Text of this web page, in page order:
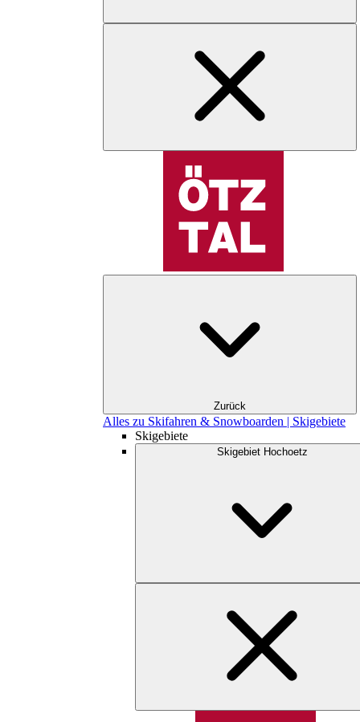
Zurück
Alles zu Skifahren & Snowboarden | Skigebiete
Skigebiete
Skigebiet Hochoetz